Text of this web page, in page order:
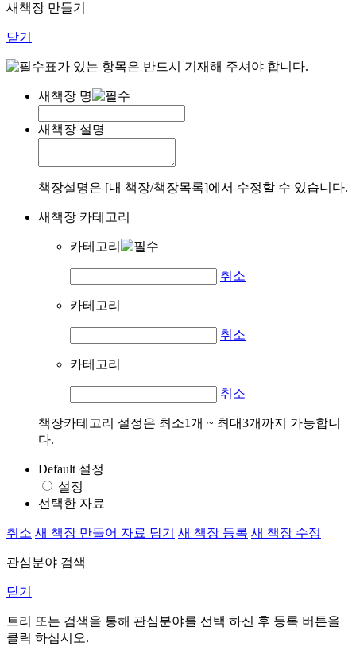
새책장 만들기
닫기
표가 있는 항목은 반드시 기재해 주셔야 합니다.
새책장 명
새책장 설명
책장설명은 [내 책장/책장목록]에서 수정할 수 있습니다.
새책장 카테고리
카테고리
취소
카테고리
취소
카테고리
취소
책장카테고리 설정은 최소1개 ~ 최대3개까지 가능합니
다.
Default 설정
설정
선택한 자료
취소 새 책장 만들어 자료 담기 새 책장 등록 새 책장 수정
관심분야 검색
닫기
트리 또는 검색을 통해 관심분야를 선택 하신 후 등록 버튼을
클릭 하십시오.